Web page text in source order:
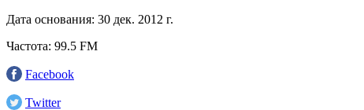
Дата основания: 30 дек. 2012 г.
Частота: 99.5 FM
Facebook
Twitter